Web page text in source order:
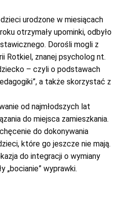
urodzone w miesiącach
otrzymały upominki, odbyło
Dorośli mogli z
Rotkiel, znanej psycholog nt.
– czyli o podstawach
a także skorzystać z
od najmłodszych lat
do miejsca zamieszkania.
do dokonywania
które go jeszcze nie mają.
do integracji o wymiany
„bocianie” wyprawki.